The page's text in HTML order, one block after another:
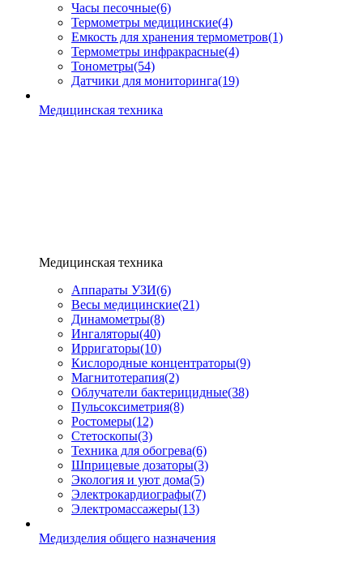
Часы песочные(6)
Термометры медицинские(4)
Емкость для хранения термометров(1)
Термометры инфракрасные(4)
Тонометры(54)
Датчики для мониторинга(19)
Медицинская техника
Медицинская техника
Аппараты УЗИ(6)
Весы медицинские(21)
Динамометры(8)
Ингаляторы(40)
Ирригаторы(10)
Кислородные концентраторы(9)
Магнитотерапия(2)
Облучатели бактерицидные(38)
Пульсоксиметрия(8)
Ростомеры(12)
Стетоскопы(3)
Техника для обогрева(6)
Шприцевые дозаторы(3)
Экология и уют дома(5)
Электрокардиографы(7)
Электромассажеры(13)
Медизделия общего назначения